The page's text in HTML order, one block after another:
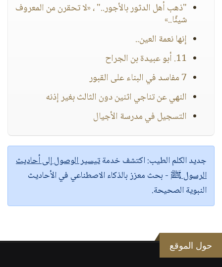
"ذهب أهل الدثور بالأجور.." ، «لا تحقرن من المعروف
شيئًا..»
إنها نعمة العين..
11. أبو عبيدة بن الجراح
7 مفاسد في البناء على القبور
النهي عن تناجي اثنين دون الثالث بغير إذنه
التسجيل في مدرسة الأجيال
جديد الكلم الطيب:اكتشف خدمةتيسير الوصول إلى أحاديث
الرسول ﷺ - بحث معزز بالذكاء الاصطناعي في الأحاديث
النبوية الصحيحة.
حول الموقع